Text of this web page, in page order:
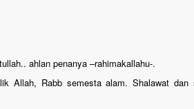
ahlan penanya –rahimakallahu-.
Allah, Rabb semesta alam. Shalawat